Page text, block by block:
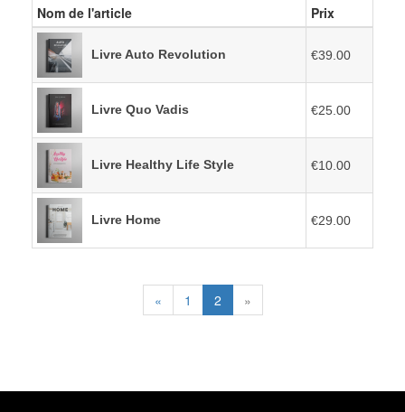
Nom de l'article Prix
Livre Auto Revolution €39.00
Livre Quo Vadis €25.00
Livre Healthy Life Style €10.00
Livre Home €29.00
« 1 2 »